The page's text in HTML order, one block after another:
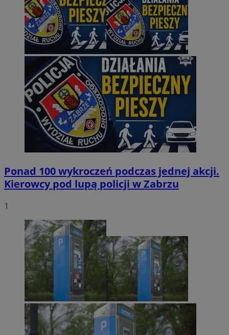
Ponad 100 wykroczeń podczas jednej akcji.
Kierowcy pod lupą policji w Zabrzu
1